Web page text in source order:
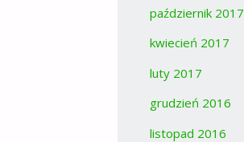
październik 2017
kwiecień 2017
luty 2017
grudzień 2016
listopad 2016